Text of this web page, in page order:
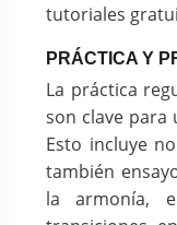
tutoriales
PRÁCTICA Y
La práctica
son clave para
Esto incluye
también
la armonía,